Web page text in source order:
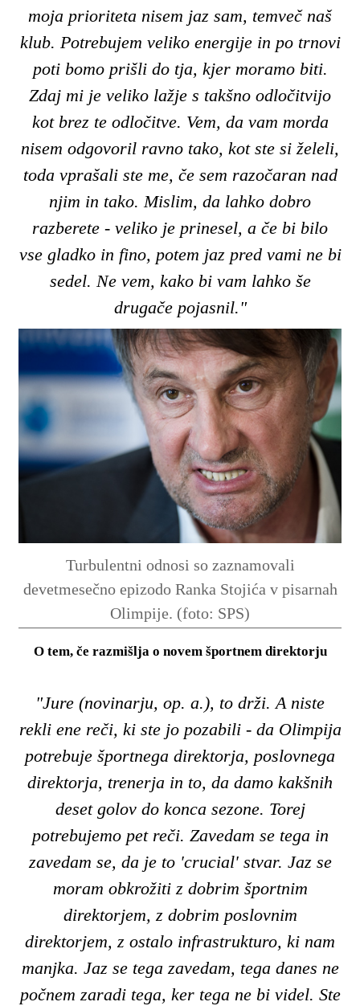
moja prioriteta nisem jaz sam, temveč naš
klub. Potrebujem veliko energije in po trnovi
poti bomo prišli do tja, kjer moramo biti.
Zdaj mi je veliko lažje s takšno odločitvijo
kot brez te odločitve. Vem, da vam morda
nisem odgovoril ravno tako, kot ste si želeli,
toda vprašali ste me, če sem razočaran nad
njim in tako. Mislim, da lahko dobro
razberete - veliko je prinesel, a če bi bilo
vse gladko in fino, potem jaz pred vami ne bi
sedel. Ne vem, kako bi vam lahko še
drugače pojasnil."
Turbulentni odnosi so zaznamovali
devetmesečno epizodo Ranka Stojića v pisarnah
Olimpije. (foto: SPS)
O tem, če razmišlja o novem športnem direktorju
"Jure (novinarju, op. a.), to drži. A niste
rekli ene reči, ki ste jo pozabili - da Olimpija
potrebuje športnega direktorja, poslovnega
direktorja, trenerja in to, da damo kakšnih
deset golov do konca sezone. Torej
potrebujemo pet reči. Zavedam se tega in
zavedam se, da je to 'crucial' stvar. Jaz se
moram obkrožiti z dobrim športnim
direktorjem, z dobrim poslovnim
direktorjem, z ostalo infrastrukturo, ki nam
manjka. Jaz se tega zavedam, tega danes ne
počnem zaradi tega, ker tega ne bi videl. Ste